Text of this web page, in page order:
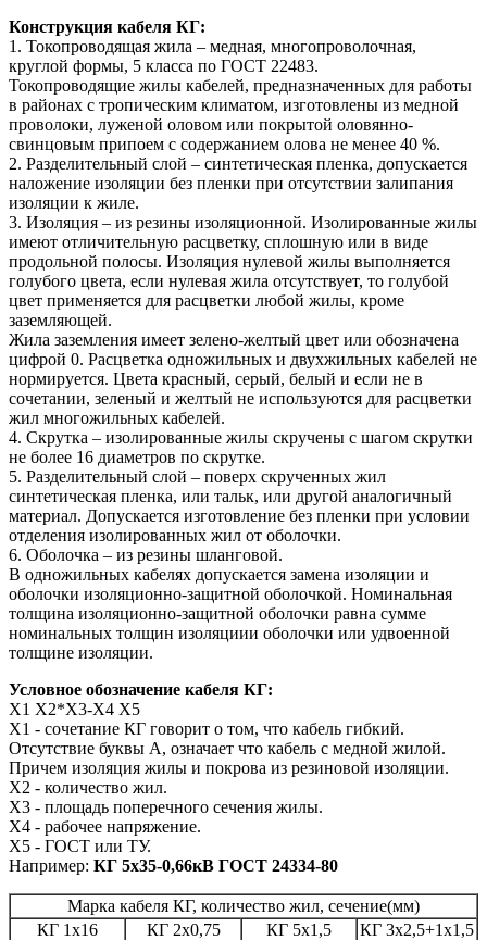
Конструкция кабеля КГ:
1. Токопроводящая жила – медная, многопроволочная,
круглой формы, 5 класса по ГОСТ 22483.
Токопроводящие жилы кабелей, предназначенных для работы
в районах с тропическим климатом, изготовлены из медной
проволоки, луженой оловом или покрытой оловянно-
свинцовым припоем с содержанием олова не менее 40 %.
2. Разделительный слой – синтетическая пленка, допускается
наложение изоляции без пленки при отсутствии залипания
изоляции к жиле.
3. Изоляция – из резины изоляционной. Изолированные жилы
имеют отличительную расцветку, сплошную или в виде
продольной полосы. Изоляция нулевой жилы выполняется
голубого цвета, если нулевая жила отсутствует, то голубой
цвет применяется для расцветки любой жилы, кроме
заземляющей.
Жила заземления имеет зелено-желтый цвет или обозначена
цифрой 0. Расцветка одножильных и двухжильных кабелей не
нормируется. Цвета красный, серый, белый и если не в
сочетании, зеленый и желтый не используются для расцветки
жил многожильных кабелей.
4. Скрутка – изолированные жилы скручены с шагом скрутки
не более 16 диаметров по скрутке.
5. Разделительный слой – поверх скрученных жил
синтетическая пленка, или тальк, или другой аналогичный
материал. Допускается изготовление без пленки при условии
отделения изолированных жил от оболочки.
6. Оболочка – из резины шланговой.
В одножильных кабелях допускается замена изоляции и
оболочки изоляционно-защитной оболочкой. Номинальная
толщина изоляционно-защитной оболочки равна сумме
номинальных толщин изоляциии оболочки или удвоенной
толщине изоляции.
Условное обозначение кабеля КГ:
Х1 Х2*Х3-Х4 Х5
Х1 - сочетание КГ говорит о том, что кабель гибкий.
Отсутствие буквы А, означает что кабель с медной жилой.
Причем изоляция жилы и покрова из резиновой изоляции.
Х2 - количество жил.
Х3 - площадь поперечного сечения жилы.
Х4 - рабочее напряжение.
Х5 - ГОСТ или ТУ.
Например: КГ 5х35-0,66кВ ГОСТ 24334-80
Марка кабеля КГ, количество жил, сечение(мм)
КГ 1х16
КГ 2х0,75 КГ 5х1,5
КГ 3х2,5+1х1,5